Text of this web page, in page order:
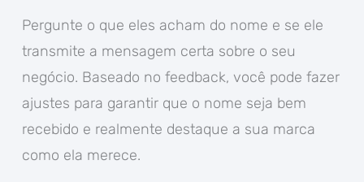
Pergunte o que eles acham do nome e se ele
transmite a mensagem certa sobre o seu
negócio. Baseado no feedback, você pode fazer
ajustes para garantir que o nome seja bem
recebido e realmente destaque a sua marca
como ela merece.